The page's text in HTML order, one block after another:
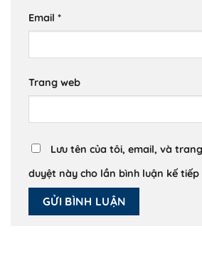
Email *
Trang web
Lưu tên của tôi, email, và
duyệt này cho lần bình luận kế tiếp